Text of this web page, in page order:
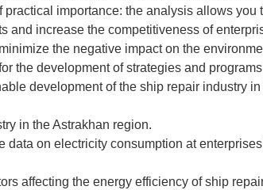
practical importance: the analysis allows you
and increase the competitiveness of
the negative impact on the
the development of strategies and
development of the ship repair industry in
in the Astrakhan region.
data on electricity consumption at
affecting the energy efficiency of ship